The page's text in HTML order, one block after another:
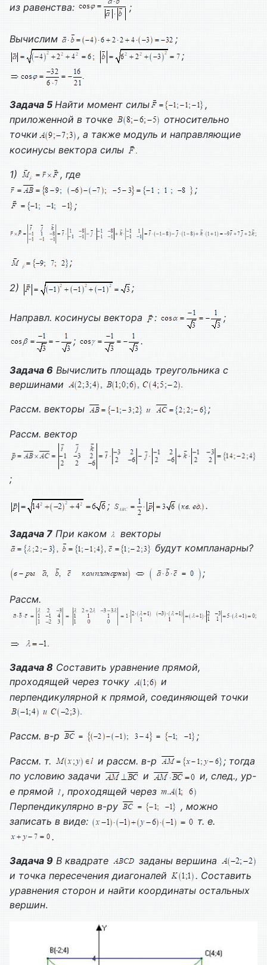
из равенства:
;
Вычислим
;
;
Задача 5 Найти момент силы
,
приложенной в точке
относительно
точки
, а также модуль и направляющие
косинусы вектора силы
1)
, где
;
;
;
2) ;
Направл. косинусы вектора :
;
;
.
Задача 6 Вычислить площадь треугольника с
вершинами
Рассм. векторы ;
Рассм. вектор
;
; .
Задача 7 При каком
векторы
будут компланарны?
;
Рассм.
Задача 8 Составить уравнение прямой,
проходящей через точку
и
перпендикулярной к прямой, соединяющей точки
Рассм. в-р ;
Рассм. т. и рассм. в-р
; тогда
по условию задачи
и
и, след., ур-
е прямой
, проходящей через
Перпендикулярно в-ру
, можно
записать в виде:
т. е.
.
Задача 9 В квадрате
заданы вершина
и точка пересечения диагоналей
. Составить
уравнения сторон и найти координаты остальных
вершин.